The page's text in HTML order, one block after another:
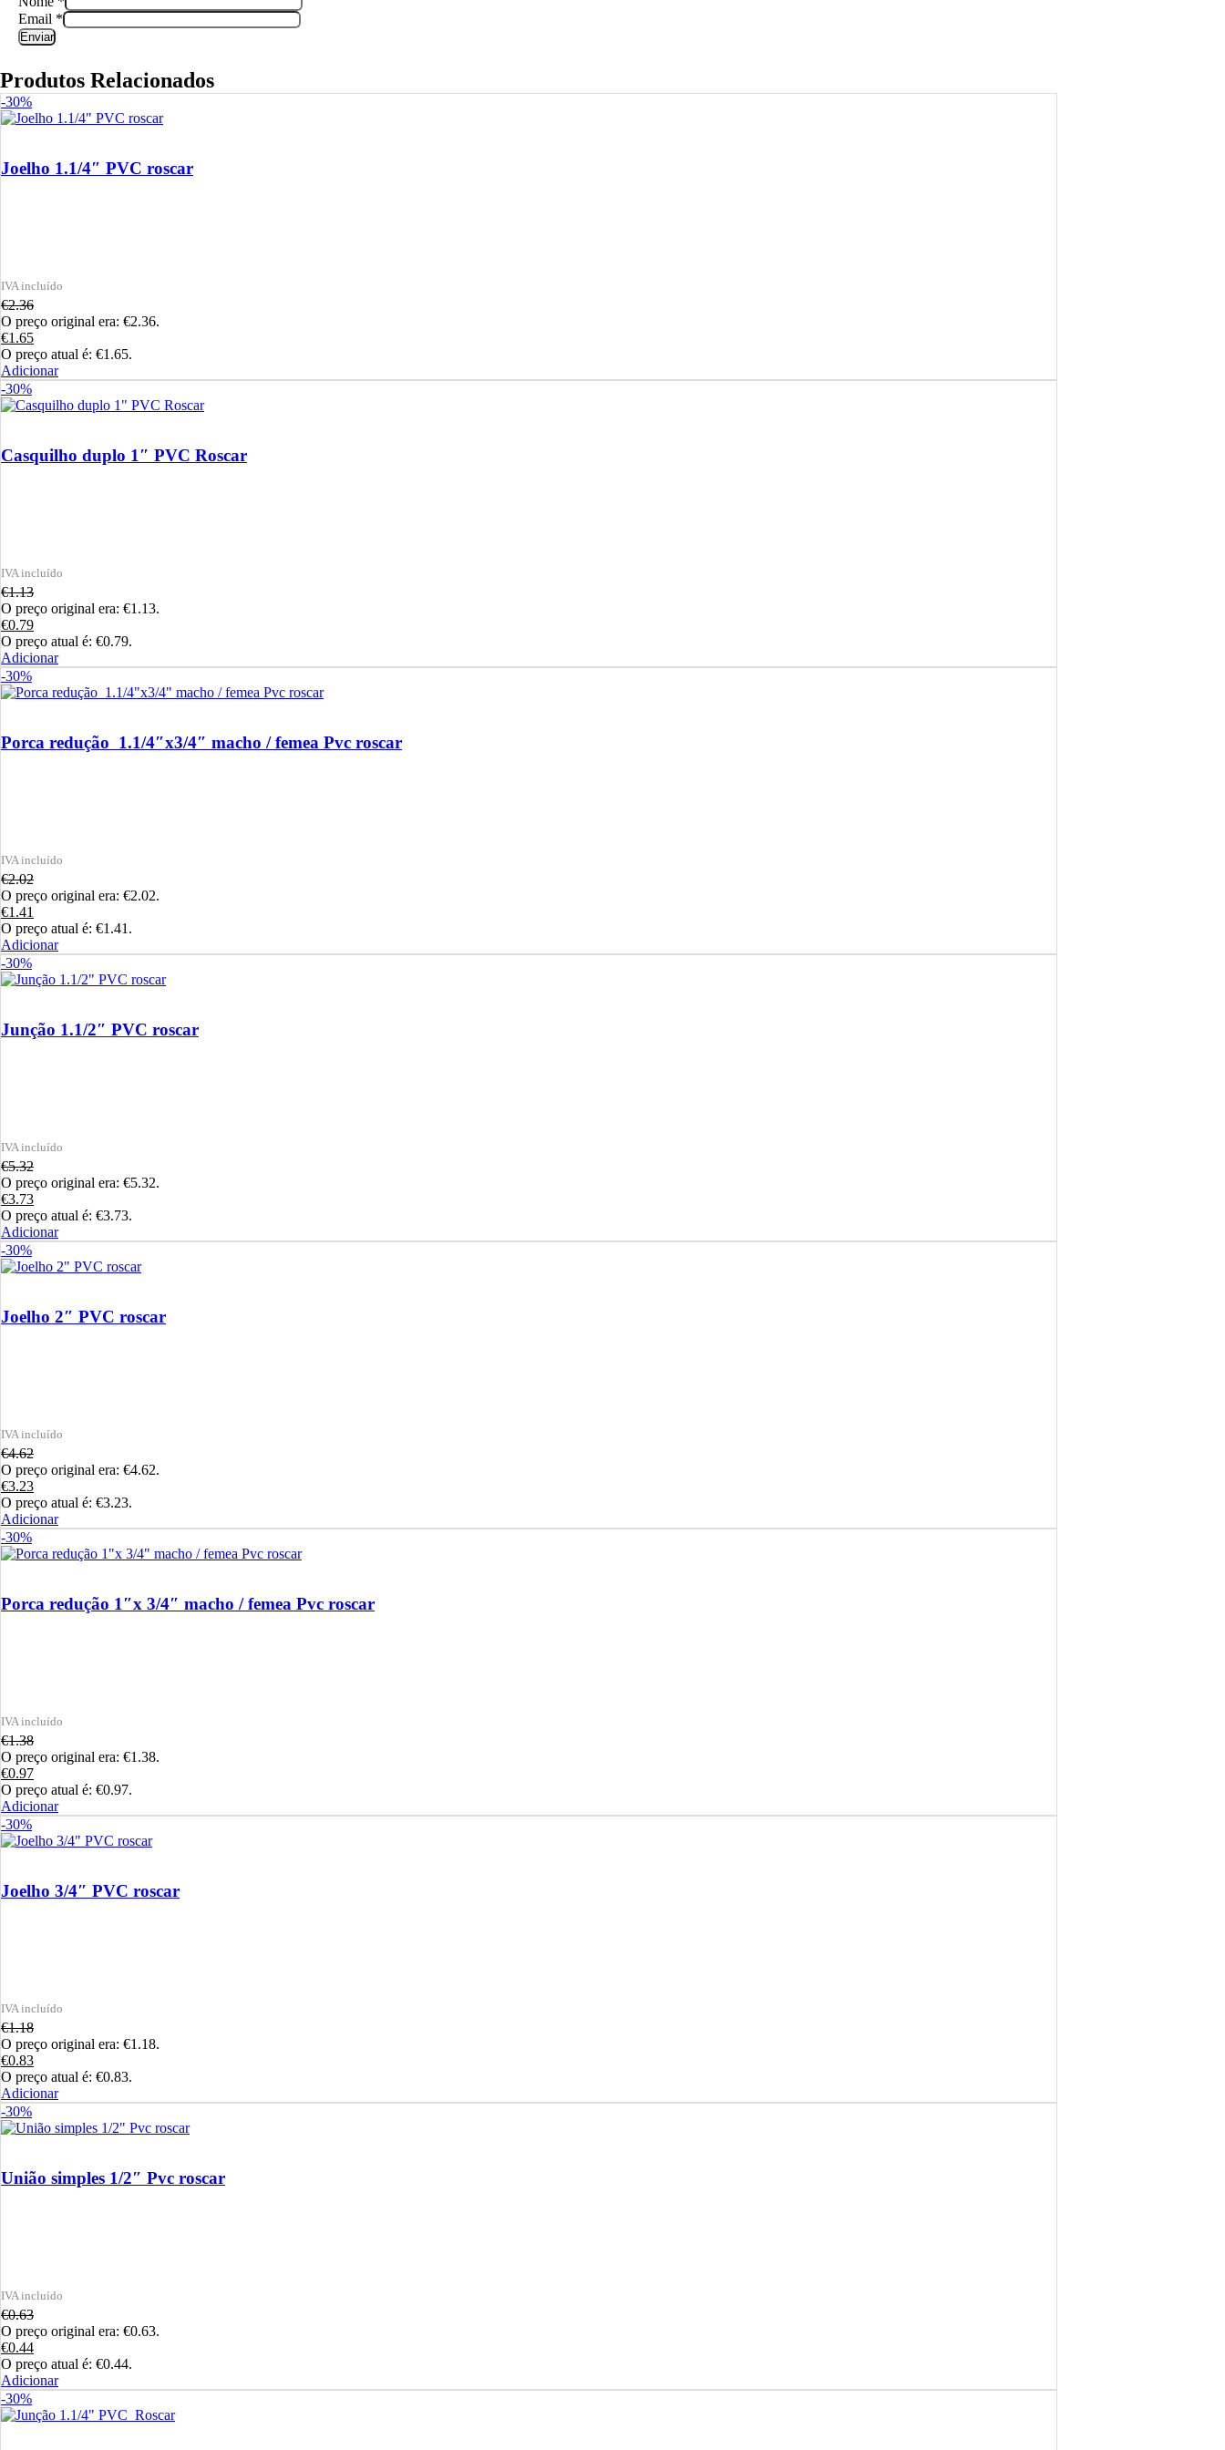
Email *
Produtos Relacionados
-30%
Joelho 1.1/4″ PVC roscar
€2.36
O preço original era: €2.36.
€1.65
O preço atual é: €1.65.
Adicionar
-30%
Casquilho duplo 1″ PVC Roscar
€1.13
O preço original era: €1.13.
€0.79
O preço atual é: €0.79.
Adicionar
-30%
Porca redução 1.1/4″x3/4″ macho / femea Pvc roscar
€2.02
O preço original era: €2.02.
€1.41
O preço atual é: €1.41.
Adicionar
-30%
Junção 1.1/2″ PVC roscar
€5.32
O preço original era: €5.32.
€3.73
O preço atual é: €3.73.
Adicionar
-30%
Joelho 2″ PVC roscar
€4.62
O preço original era: €4.62.
€3.23
O preço atual é: €3.23.
Adicionar
-30%
Porca redução 1″x 3/4″ macho / femea Pvc roscar
€1.38
O preço original era: €1.38.
€0.97
O preço atual é: €0.97.
Adicionar
-30%
Joelho 3/4″ PVC roscar
€1.18
O preço original era: €1.18.
€0.83
O preço atual é: €0.83.
Adicionar
-30%
União simples 1/2″ Pvc roscar
€0.63
O preço original era: €0.63.
€0.44
O preço atual é: €0.44.
Adicionar
-30%